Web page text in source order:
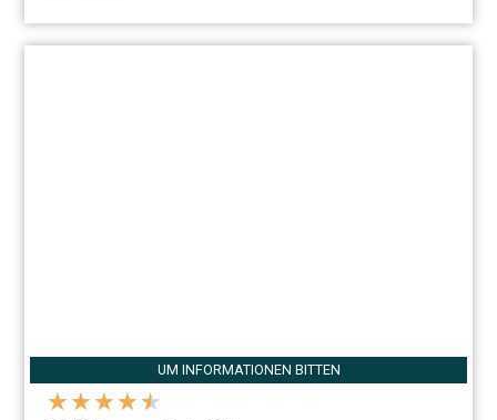
UM INFORMATIONEN BITTEN
★★★★★